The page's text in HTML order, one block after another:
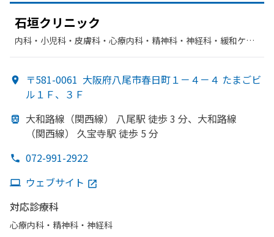
石垣クリニック
内科・​小児科・​皮膚科・​心療内科・​精神科・神経科・​緩和ケ
〒581-0061 大阪府八尾市春日町１－４－４ たまごビ
ル１Ｆ、３Ｆ
大和路線 （関西線） 八尾駅 徒歩 3 分、 大和路線
（関西線）
久宝寺駅 徒歩 5 分
072-991-2922
ウェブサイト
対応診療科
心療内科・​精神科・神経科